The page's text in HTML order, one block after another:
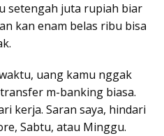
setengah juta rupiah biar
kan enam belas ribu bisa
uang kamu nggak
m-banking biasa.
kerja. Saran saya, hindari
Sabtu, atau Minggu.